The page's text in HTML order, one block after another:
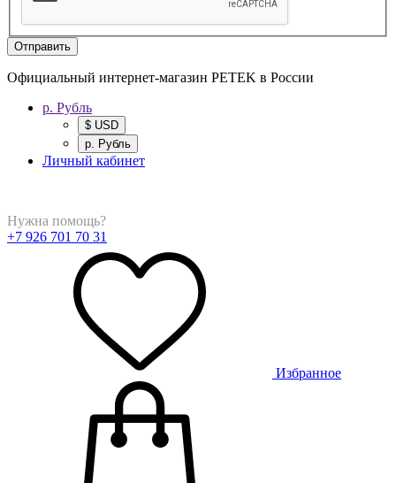
Отправить
Официальный интернет-магазин PETEK в России
р. Рубль
$ USD
р. Рубль
Личный кабинет
Нужна помощь?
+7 926 701 70 31
Избранное